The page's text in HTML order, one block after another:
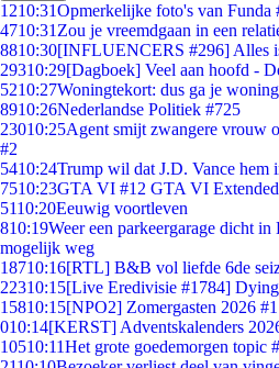
1210:31Opmerkelijke foto's van Funda
4710:31 Zou je vreemdgaan in een
8810:30[INFLUENCERS #296] Alles
29310:29[Dagboek] Veel aan hoofd -
5210:27Woningtekort: dus ga je
8910:26Nederlandse Politiek #725
23010:25Agent smijt zwangere vrouw
#2
5410:24Trump wil dat J.D. Vance hem
7510:23GTA VI #12 GTA VI
5110:20Eeuwig voortleven
810:19Weer een parkeergarage dicht
mogelijk weg
18710:16[RTL] B&B vol liefde 6de
22310:15[Live Eredivisie #1784] Dying
15810:15[NPO2] Zomergasten 2026 #1
010:14[KERST] Adventskalenders
10510:11Het grote goedemorgen topic